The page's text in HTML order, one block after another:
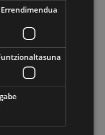
Errendimendua